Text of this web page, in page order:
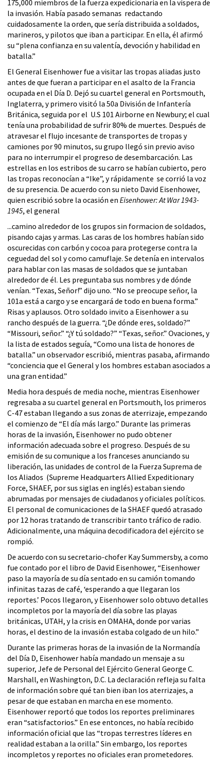
175,000 miembros de la fuerza expedicionaria en la víspera de
la invasión. Había pasado semanas redactando
cuidadosamente la orden, que sería distribuida a soldados,
marineros, y pilotos que iban a participar. En ella, él afirmó
su “plena confianza en su valentía, devoción y habilidad en
batalla.”
El General Eisenhower fue a visitar las tropas aliadas justo
antes de que fueran a participar en el asalto de la Francia
ocupada en el Día D. Dejó su cuartel general en Portsmouth,
Inglaterra, y primero visitó la 50a División de Infantería
Británica, seguida por el U.S 101 Airborne en Newbury; el cual
tenía una probabilidad de sufrir 80% de muertes. Después de
atravesar el flujo incesante de transportes de tropas y
camiones por 90 minutos, su grupo llegó sin previo aviso
para no interrumpir el progreso de desembarcación. Las
estrellas en los estribos de su carro se habían cubierto, pero
las tropas reconocían a “Ike”, y rápidamente se corrió la voz
de su presencia. De acuerdo con su nieto David Eisenhower,
quien escribió sobre la ocasión en Eisenhower: At War 1943-
1945, el general
...camino alrededor de los grupos sin formacion de soldados,
pisando cajas y armas. Las caras de los hombres habían sido
oscurecidas con carbón y cocoa para protegerse contra la
ceguedad del sol y como camuflaje. Se detenía en intervalos
para hablar con las masas de soldados que se juntaban
alrededor de él. Les preguntaba sus nombres y de dónde
venían. “Texas, Señor!” dijo uno. “No se preocupe señor, la
101a está a cargo y se encargará de todo en buena forma.”
Risas y aplausos. Otro soldado invito a Eisenhower a su
rancho después de la guerra. “¿De dónde eres, soldado?”
“Missouri, señor.” “¿Y tú soldado?” “Texas, señor.” Ovaciones, y
la lista de estados seguía, “Como una lista de honores de
batalla.” un observador escribió, mientras pasaba, afirmando
“conciencia que el General y los hombres estaban asociados a
una gran entidad.”
Media hora después de media noche, mientras Eisenhower
regresaba a su cuartel general en Portsmouth, los primeros
C-47 estaban llegando a sus zonas de aterrizaje, empezando
el comienzo de “El día más largo.” Durante las primeras
horas de la invasión, Eisenhower no pudo obtener
información adecuada sobre el progreso. Después de su
emisión de su comunique a los franceses anunciando su
liberación, las unidades de control de la Fuerza Suprema de
los Aliados (Supreme Headquarters Allied Expeditionary
Force, SHAEF, por sus siglas en inglés) estaban siendo
abrumadas por mensajes de ciudadanos y oficiales políticos.
El personal de comunicaciones de la SHAEF quedó atrasado
por 12 horas tratando de transcribir tanto tráfico de radio.
Adicionalmente, una máquina decodificadora del ejército se
rompió.
De acuerdo con su secretario-chofer Kay Summersby, a como
fue contado por el libro de David Eisenhower, “Eisenhower
paso la mayoría de su día sentado en su camión tomando
infinitas tazas de café, ‘esperando a que llegaran los
reportes.’ Pocos llegaron, y Eisenhower solo obtuvo detalles
incompletos por la mayoría del día sobre las playas
británicas, UTAH, y la crisis en OMAHA, donde por varias
horas, el destino de la invasión estaba colgado de un hilo.”
Durante las primeras horas de la invasión de la Normandía
del Día D, Eisenhower había mandado un mensaje a su
superior, Jefe de Personal del Ejército General George C.
Marshall, en Washington, D.C. La declaración refleja su falta
de información sobre qué tan bien iban los aterrizajes, a
pesar de que estaban en marcha en ese momento.
Eisenhower reportó que todos los reportes preliminares
eran “satisfactorios.” En ese entonces, no había recibido
información oficial que las “tropas terrestres líderes en
realidad estaban a la orilla.” Sin embargo, los reportes
incompletos y reportes no oficiales eran prometedores.